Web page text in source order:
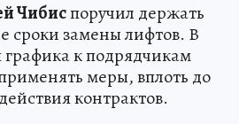
Чибиспоручил держать
сроки замены лифтов. В
к подрядчикам
меры, вплоть до
контрактов.